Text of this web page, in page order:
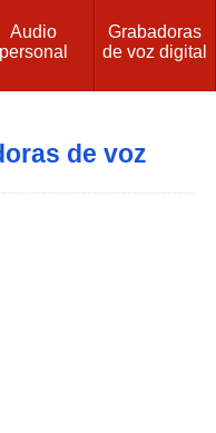
Audio
personal
Grabadoras
de voz digital
de voz